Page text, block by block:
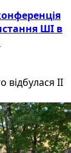
ШІ в
відбулася ІІ